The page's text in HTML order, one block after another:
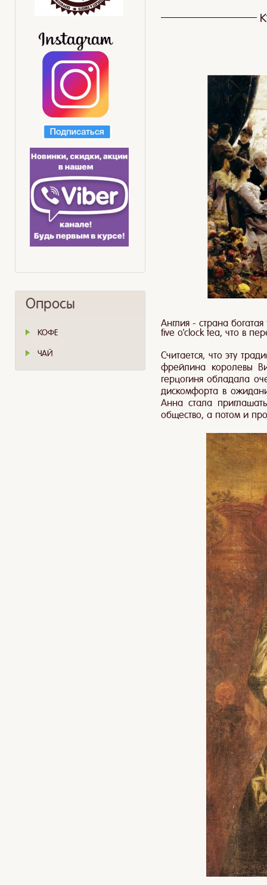
Опросы
КОФЕ
ЧАЙ
Англия - страна
five o'clock tea, что в
Считается, что эту
фрейлина королевы
герцогиня обладала
дискомфорта в
Анна стала
общество, а потом и